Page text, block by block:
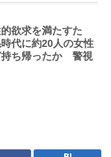
Powered by livedoor 相互RSS
と切り上げてしまったわ
日本旅行キャンセルすべきか…1万年ぶり史上最大級の火山の兆し＝韓国の反応
Powered by livedoor 相互RSS
欲求を満たすた
代に約20人の女性
持ち帰ったか 警視